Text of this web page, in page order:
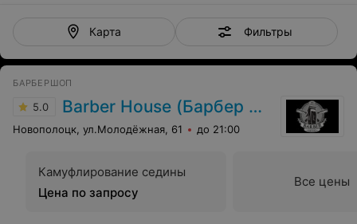
Карта Фильтры
БАРБЕРШОП
5.0 Barber House (Барбер Хаус)
Новополоцк, ул.Молодёжная, 61 до 21:00
Камуфлирование седины
Цена по запросу
Все цены